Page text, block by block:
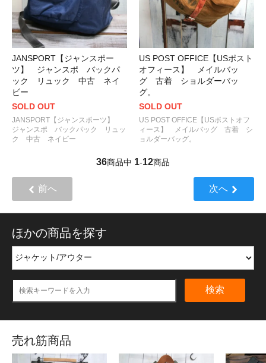
JANSPORT【ジャンスポー
ツ】 ジャンスポ バックパ
ック リュック 中古 ネイ
ビー
SOLD OUT
JANSPORT【ジャンスポーツ】
ジャンスポ バックパック リュッ
ク 中古 ネイビー
US POST OFFICE【USポスト
オフィース】 メイルバッ
グ 古着 ショルダーバッ
グ。
SOLD OUT
US POST OFFICE【USポストオフ
ィース】 メイルバッグ 古着 シ
ョルダーバッグ。
36商品中 1-12商品
前へ 次へ
ほかの商品を探す
検索
売れ筋商品